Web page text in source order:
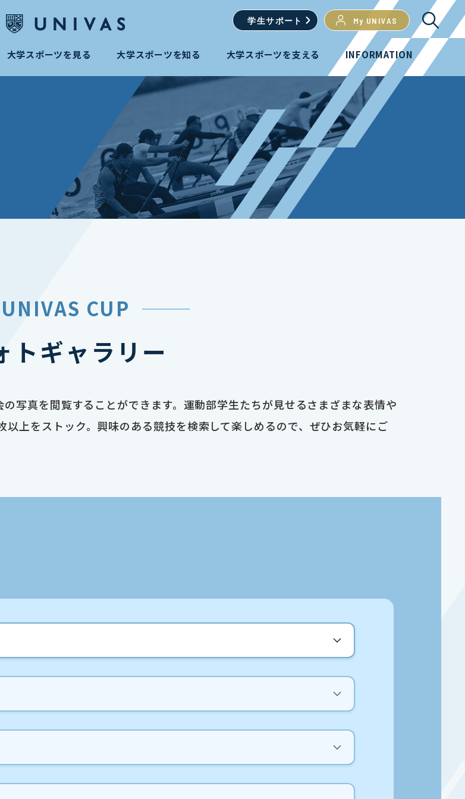
学生サポート My UNIVAS
大学スポーツを見る 大学スポーツを知る 大学スポーツを支える INFORMATION
UNIVAS CUP
トギャラリー
写真を閲覧することができます。運動部学生たちが見せるさまざまな表情や
上をストック。興味のある競技を検索して楽しめるので、ぜひお気軽にご